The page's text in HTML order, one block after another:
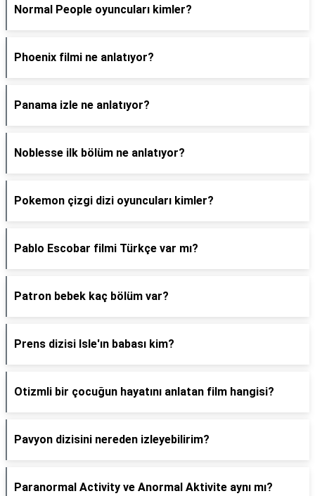
Normal People oyuncuları kimler?
Phoenix filmi ne anlatıyor?
Panama izle ne anlatıyor?
Noblesse ilk bölüm ne anlatıyor?
Pokemon çizgi dizi oyuncuları kimler?
Pablo Escobar filmi Türkçe var mı?
Patron bebek kaç bölüm var?
Prens dizisi Isle'ın babası kim?
Otizmli bir çocuğun hayatını anlatan film hangisi?
Pavyon dizisini nereden izleyebilirim?
Paranormal Activity ve Anormal Aktivite aynı mı?